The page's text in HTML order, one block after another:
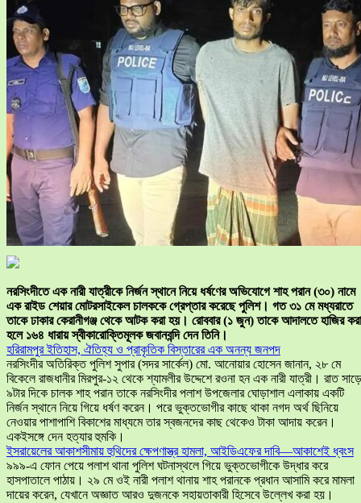
নরসিংদীতে এক নারী যাত্রীকে নির্জন স্থানে নিয়ে ধর্ষণের অভিযোগে শাহ পরান (৩০) নামে
এক রাইড শেয়ার মোটরসাইকেল চালককে গ্রেপ্তার করেছে পুলিশ। গত ৩১ মে মধ্যরাতে
তাকে ঢাকার কেরানীগঞ্জ থেকে আটক করা হয়। রোববার (১ জুন) তাকে আদালতে হাজির করা
হলে ১৬৪ ধারায় স্বীকারোক্তিমূলক জবানবন্দি দেন তিনি।
হরিরামপুর ইতিহাস, ঐতিহ্য ও প্রাকৃতিক বিস্তারের এক অনন্য জনপদ
নরসিংদীর অতিরিক্ত পুলিশ সুপার (সদর সার্কেল) মো. আনোয়ার হোসেন জানান, ২৮ মে
বিকেলে রাজধানীর মিরপুর-১২ থেকে শ্যামলীর উদ্দেশে রওনা হন এক নারী যাত্রী। রাত সাড়ে
৯টার দিকে চালক শাহ পরান তাকে নরসিংদীর পলাশ উপজেলার ঘোড়াশাল এলাকায় একটি
নির্জন স্থানে নিয়ে গিয়ে ধর্ষণ করেন। পরে ভুক্তভোগীর কাছে থাকা নগদ অর্থ ছিনিয়ে
নেওয়ার পাশাপাশি বিকাশের মাধ্যমে তার স্বজনদের কাছ থেকেও টাকা আদায় করেন।
একইসঙ্গে দেন হত্যার হুমকি।
ইসরায়েলের আকাশসীমায় হুথিদের ক্ষেপণাস্ত্র হামলা, আইডিএফের দাবি—আকাশেই ধ্বংস
৯৯৯-এ ফোন পেয়ে পলাশ থানা পুলিশ ঘটনাস্থলে গিয়ে ভুক্তভোগীকে উদ্ধার করে
হাসপাতালে পাঠায়। ২৯ মে ওই নারী পলাশ থানায় শাহ পরানকে প্রধান আসামি করে মামলা
দায়ের করেন, যেখানে অজ্ঞাত আরও দুজনকে সহায়তাকারী হিসেবে উল্লেখ করা হয়।